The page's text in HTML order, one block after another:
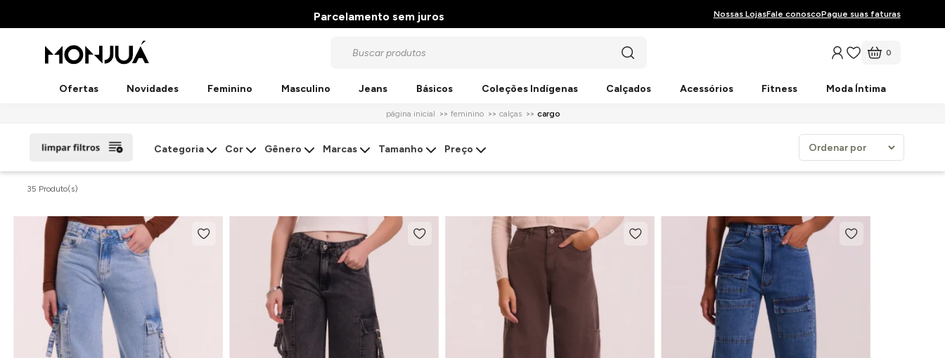
Parcelamento sem juros Nossas LojasFale conoscoPague suas faturas
0
Ofertas Novidades Feminino Masculino Jeans Básicos Coleções Indígenas Calçados Acessórios Fitness Moda Íntima
página inicial feminino calças cargo
Categoria Cor Gênero Marcas Tamanho Preço
35 Produto(s)